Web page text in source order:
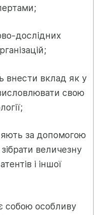
дослідних
внести вклад як у
свою
за допомогою
величезну
і іншої
собою особливу